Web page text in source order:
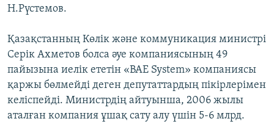
Н.Рүстемов.
Қазақстанның Көлік және коммуникация министрі
Серік Ахметов болса әуе компаниясының 49
пайызына иелік ететін «BAE System» компаниясы
қаржы бөлмейді деген депутаттардың пікірлерімен
келіспейді. Министрдің айтуынша, 2006 жылы
аталған компания ұшақ сату алу үшін 5-6 млрд.